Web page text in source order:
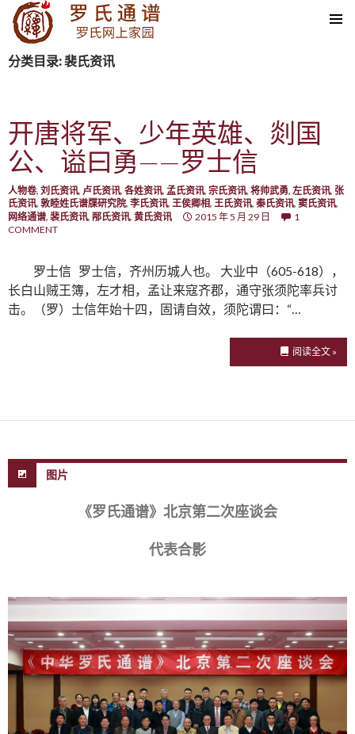
SKIP TO CONTENT
分类目录: 裴氏资讯
开唐将军、少年英雄、剡国
公、谥曰勇——罗士信
人物卷, 刘氏资讯, 卢氏资讯, 各姓资讯, 孟氏资讯, 宗氏资讯, 将帅武勇, 左氏资讯, 张
氏资讯, 敦睦姓氏谱牒研究院, 李氏资讯, 王侯卿相, 王氏资讯, 秦氏资讯, 窦氏资讯,
网络通谱, 裴氏资讯, 邴氏资讯, 黄氏资讯 2015 年 5 月 29 日
1
COMMENT
罗士信 罗士信，齐州历城人也。 大业中（605-618），
长白山贼王簿，左才相，孟让来寇齐郡，通守张须陀率兵讨
击。（罗）士信年始十四，固请自效，须陀谓曰：“…
阅读全文 »
图片
《罗氏通谱》北京第二次座谈会
代表合影